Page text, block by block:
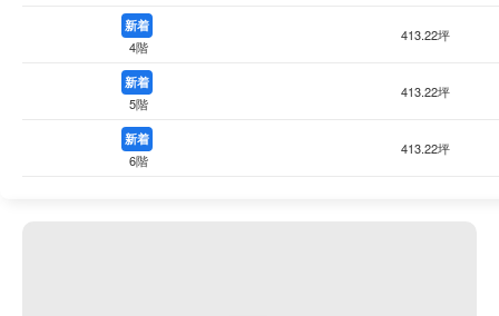
新着
4階
413.22坪
新着
5階
413.22坪
新着
6階
413.22坪